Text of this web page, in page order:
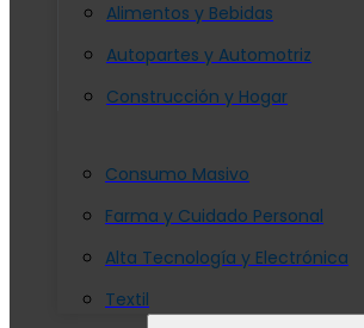
Alimentos y Bebidas
Autopartes y Automotriz
Construcción y Hogar
Consumo Masivo
Farma y Cuidado Personal
Alta Tecnología y Electrónica
Textil